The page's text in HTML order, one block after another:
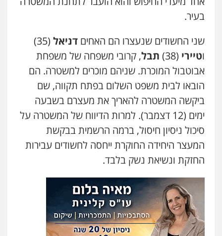
0507446995
עו"ד ירון גיגי
פלילי צווארון לבן מעצרים הליכי הסגרה
0522249087
עו"ד רועי אטיאס
משפט פלילי פשיעה חמורה צווארון לבן
525043999
עו"ד אסף כהן
פלילי פשיעה חמורה
מעצרים וחקירות
0526555488
משרד עורכי דין טאי שרקי
פלילי אסירים תעבורה מרב"ד
0547556464
בעיר.
שני החשודים שנעצרו הם האחים דניאל
(35)
וטיירי (38) תבל, קרובי משפחה של משפחת
אבוטבול המוכרת. שניהם מוכרים למשטרה. הם
הובאו לבית משפט השלום בפתח תקווה, שם
ביקשה המשטרה להאריך את מעצרם בשבעה
ימים (12 דצמבר). למרות הדיווח של המשטרה על
סיכול ניסיון חיסול, ברמה הרשמית בבקשת
המעצר היחידה החוקרת ייחסה לחשודים עבירות
החזקת ונשיאת נשק בלבד.